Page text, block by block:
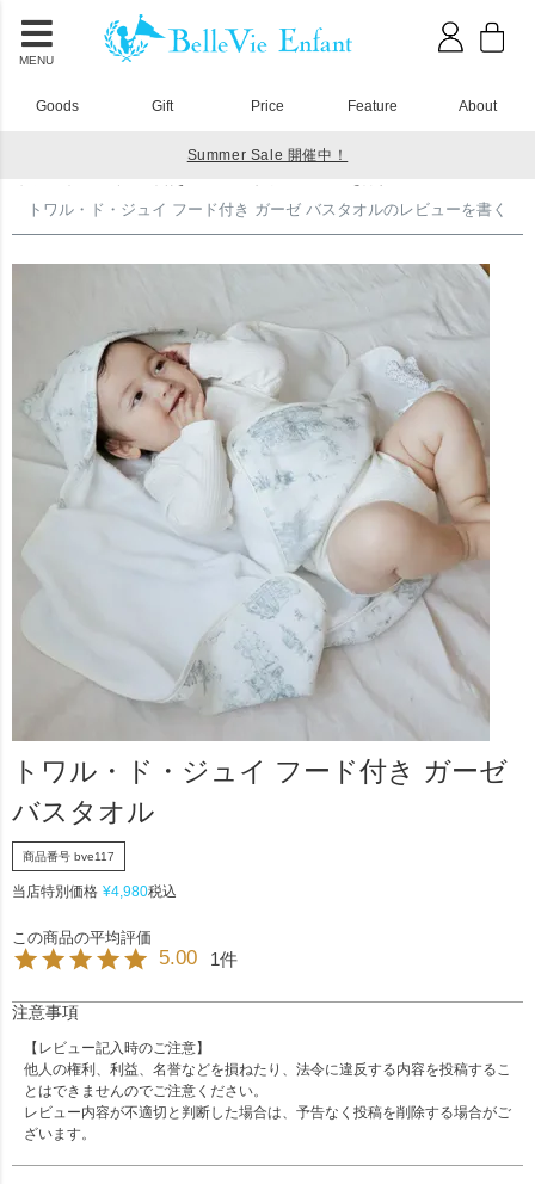
MENU
Goods Gift Price Feature About
Summer Sale 開催中！
トワル・ド・ジュイ フード付き ガーゼ バスタオルのレビューを書く
トワル・ド・ジュイ フード付き ガーゼ
バスタオル
商品番号 bve117
当店特別価格 ¥4,980税込
5.00 1
注意事項
【レビュー記入時のご注意】
他人の権利、利益、名誉などを損ねたり、法令に違反する内容を投稿するこ
とはできませんのでご注意ください。
レビュー内容が不適切と判断した場合は、予告なく投稿を削除する場合がご
ざいます。